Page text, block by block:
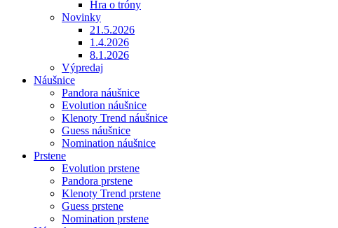
Hra o tróny
Novinky
21.5.2026
1.4.2026
8.1.2026
Výpredaj
Náušnice
Pandora náušnice
Evolution náušnice
Klenoty Trend náušnice
Guess náušnice
Nomination náušnice
Prstene
Evolution prstene
Pandora prstene
Klenoty Trend prstene
Guess prstene
Nomination prstene